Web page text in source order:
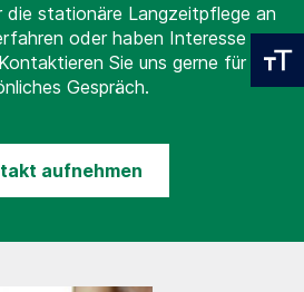
die stationäre Langzeitpflege an
oder haben Interesse an
Sie uns gerne für ein
Gespräch.
aufnehmen